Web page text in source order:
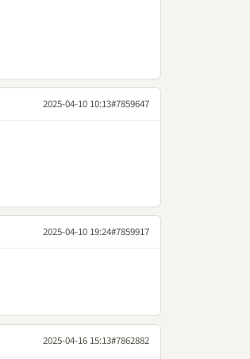
2025-04-10 10:13#7859647
2025-04-10 19:24#7859917
2025-04-16 15:13#7862882